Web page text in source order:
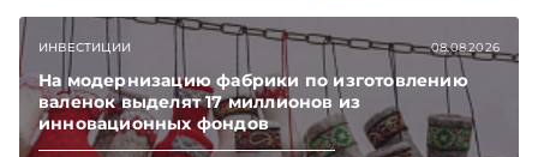
Главное об экономике Беларуси — раньше,
чем в новостях TelegramViber
ИНВЕСТИЦИИ 08.08.2026
На модернизацию фабрики по изготовлению
валенок выделят 17 миллионов из
инновационных фондов